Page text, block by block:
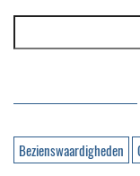
Bezienswaardigheden